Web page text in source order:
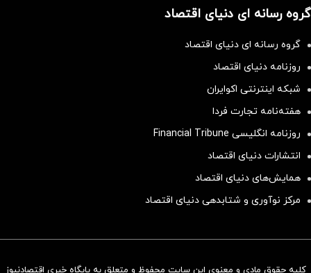
گروه رسانه ای دنیای اقتصاد
گروه رسانه ای دنیای اقتصاد
روزنامه دنیای اقتصاد
شبکه اینترنتی اکوایران
هفته‌نامه تجارت فردا
روزنامه انگلیسی Financial Tribune
انتشارات دنیای اقتصاد
همایش‌های دنیای اقتصاد
مرکز نوآوری و شتابدهی دنیای اقتصاد
کلیه حقوق مادی و معنوی این سایت محفوظ و متعلق به پایگاه خبری اقتصادنیوز